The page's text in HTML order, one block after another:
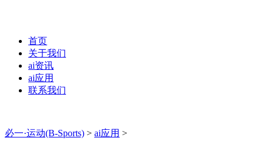
首页
关于我们
ai资讯
ai应用
联系我们
必一·运动(B-Sports) > ai应用 >